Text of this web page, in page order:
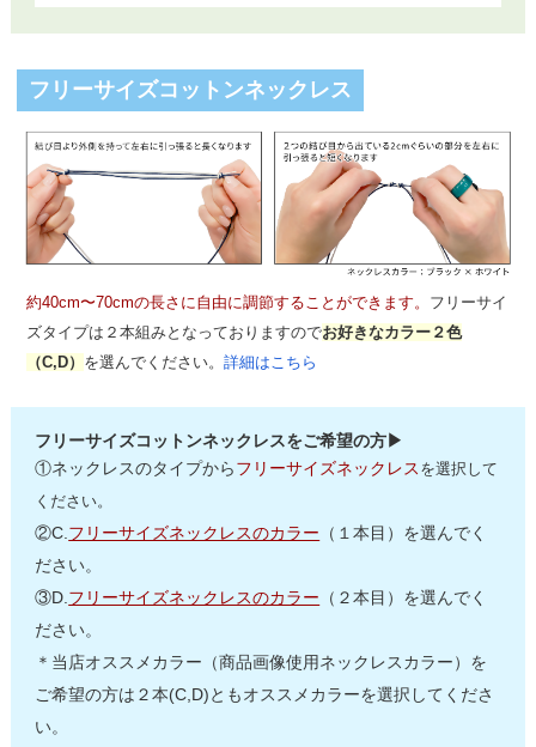
フリーサイズコットンネックレス
約40cm〜70cmの長さに自由に調節することができます。 フリーサイ
ズタイプは２本組みとなっておりますのでお好きなカラー２色
（C,D） を選んでください。 詳細はこちら
フリーサイズコットンネックレスをご希望の方▶
①ネックレスのタイプから フリーサイズネックレス を選択して
ください。
②C. フリーサイズネックレスのカラー （１本目）を選んでく
ださい。
③D. フリーサイズネックレスのカラー （２本目）を選んでく
ださい。
＊当店オススメカラー（商品画像使用ネックレスカラー）を
ご希望の方は２本(C,D)ともオススメカラーを選択してくださ
い。